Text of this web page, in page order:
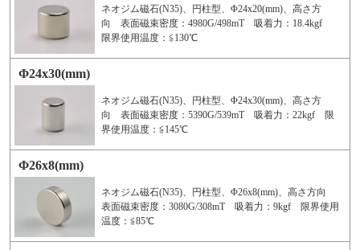
ネオジム磁石(N35)、円柱型、Φ24x20(mm)、高さ方
向 表面磁束密度：4980G/498mT 吸着力：18.4kgf
限界使用温度：≦130℃
Φ24x30(mm)
ネオジム磁石(N35)、円柱型、Φ24x30(mm)、高さ方
向 表面磁束密度：5390G/539mT 吸着力：22kgf 限
界使用温度：≦145℃
Φ26x8(mm)
ネオジム磁石(N35)、円柱型、Φ26x8(mm)、高さ方向
表面磁束密度：3080G/308mT 吸着力：9kgf 限界使用
温度：≦85℃